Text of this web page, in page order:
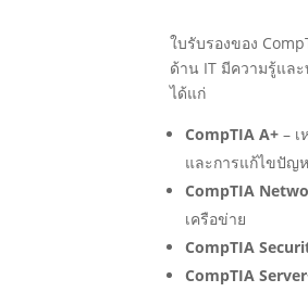
ใบรับรองของ
ด้าน IT มีความรู้แล
ได้แก่
CompTIA A+– เ
และการแก้ไขปัญ
CompTIA
เครือข่าย
CompTIA
CompTIA